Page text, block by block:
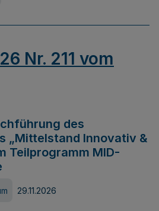
Nr. 211 vom
des
„Mittelstand Innovativ &
Teilprogramm MID-
29.11.2026